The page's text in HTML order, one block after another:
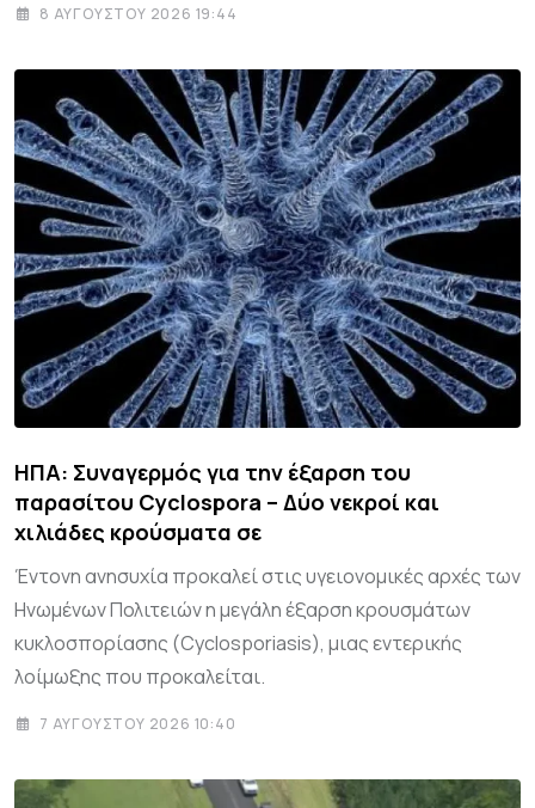
8 ΑΥΓΟΎΣΤΟΥ 2026 19:44
ΗΠΑ: Συναγερμός για την έξαρση του
παρασίτου Cyclospora – Δύο νεκροί και
χιλιάδες κρούσματα σε
Έντονη ανησυχία προκαλεί στις υγειονομικές αρχές των
Ηνωμένων Πολιτειών η μεγάλη έξαρση κρουσμάτων
κυκλοσπορίασης (Cyclosporiasis), μιας εντερικής
λοίμωξης που προκαλείται.
7 ΑΥΓΟΎΣΤΟΥ 2026 10:40